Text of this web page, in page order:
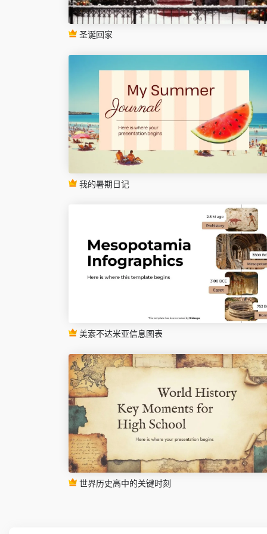
圣诞回家
我的暑期日记
美索不达米亚信息图表
世界历史高中的关键时刻